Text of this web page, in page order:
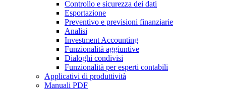
Controllo e sicurezza dei dati
Esportazione
Preventivo e previsioni finanziarie
Analisi
Investment Accounting
Funzionalità aggiuntive
Dialoghi condivisi
Funzionalità per esperti contabili
Applicativi di produttività
Manuali PDF